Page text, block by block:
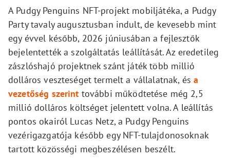
A Pudgy Penguins NFT-projekt mobiljátéka, a Pudgy
Party tavaly augusztusban indult, de kevesebb mint
egy évvel később, 2026 júniusában a fejlesztők
bejelentették a szolgáltatás leállítását. Az eredetileg
zászlóshajó projektnek szánt játék több millió
dolláros veszteséget termelt a vállalatnak, ésa
vezetőség szerint további működtetése még 2,5
millió dolláros költséget jelentett volna. A leállítás
pontos okairól Lucas Netz, a Pudgy Penguins
vezérigazgatója később egy NFT-tulajdonosoknak
tartott közösségi megbeszélésen beszélt.